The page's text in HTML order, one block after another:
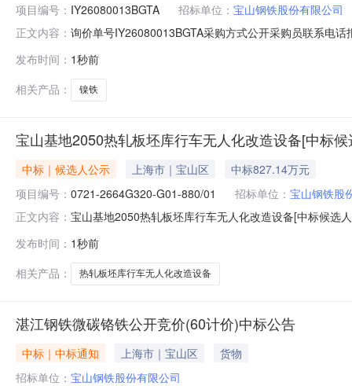
项目编号： IY26080013BGTA 招标单位： 宝山钢铁股份有限公司
正文内容： 询价单号IY26080013BGTA采购方式公开采购员联系电
300000.0元三、商务条款：定价说明：湿公吨。限价类
发布时间： 1秒前
相关产品：
镍铁
宝山基地2050热轧板坯库行车无人化改造设备[中标
中标｜候选人公示 上海市｜宝山区
中标827.14万元
项目编号： 0721-2664G320-G01-880/01 招标单位： 宝山钢铁股
正文内容： 宝山基地2050热轧板坯库行车无人化改造设备[中标候选
人化改造设备的中标候选人，现公示如下：一、评标情
发布时间： 1秒前
相关产品：
热轧板坯库行车无人化改造设备
湛江钢铁微碳铬铁公开竞价(60计价)中标公告
中标｜中标通知 上海市｜宝山区
货物
招标单位： 宝山钢铁股份有限公司